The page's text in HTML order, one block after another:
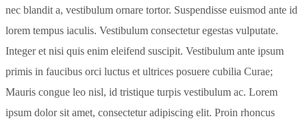
nec blandit a, vestibulum ornare tortor. Suspendisse euismod ante id
lorem tempus iaculis. Vestibulum consectetur egestas vulputate.
Integer et nisi quis enim eleifend suscipit. Vestibulum ante ipsum
primis in faucibus orci luctus et ultrices posuere cubilia Curae;
Mauris congue leo nisl, id tristique turpis vestibulum ac. Lorem
ipsum dolor sit amet, consectetur adipiscing elit. Proin rhoncus